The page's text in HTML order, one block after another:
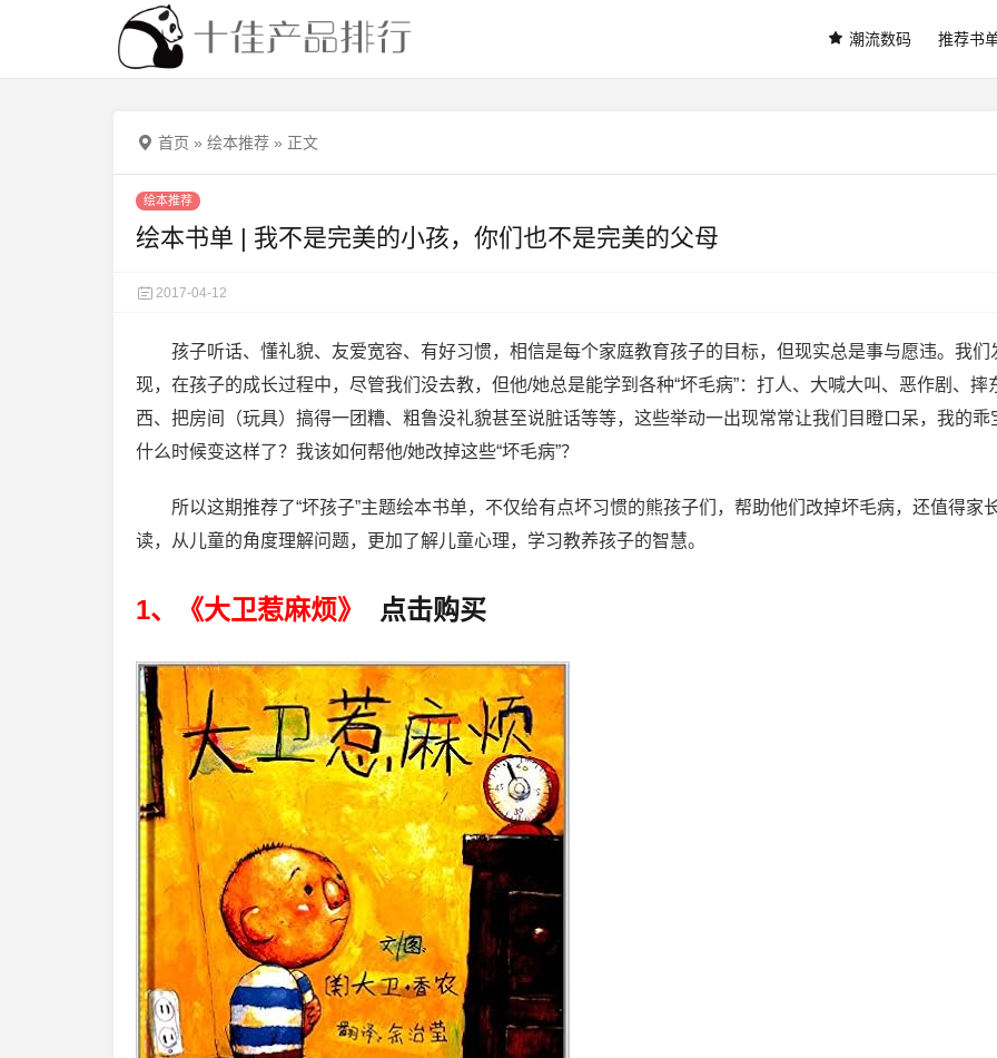
潮流数码 推荐书
首页 » 绘本推荐 » 正文
绘本推荐
绘本书单 | 我不是完美的小孩，你们也不是完美的父母
2017-04-12
孩子听话、懂礼貌、友爱宽容、有好习惯，相信是每个家庭教育孩子的目标，但现实总是事与愿违。我们
现，在孩子的成长过程中，尽管我们没去教，但他/她总是能学到各种“坏毛病”：打人、大喊大叫、恶作剧、摔
西、把房间（玩具）搞得一团糟、粗鲁没礼貌甚至说脏话等等，这些举动一出现常常让我们目瞪口呆，我的乖
什么时候变这样了？我该如何帮他/她改掉这些“坏毛病”？
所以这期推荐了“坏孩子”主题绘本书单，不仅给有点坏习惯的熊孩子们，帮助他们改掉坏毛病，还值得家
读，从儿童的角度理解问题，更加了解儿童心理，学习教养孩子的智慧。
1、《大卫惹麻烦》 点击购买